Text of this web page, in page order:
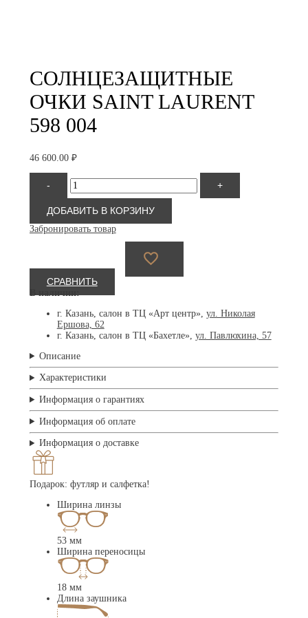
СОЛНЦЕЗАЩИТНЫЕ
ОЧКИ SAINT LAURENT
598 004
46 600.00 ₽
-
Количество
товара
Saint
Laurent
598
004
+
ДОБАВИТЬ В КОРЗИНУ
Забронировать товар
СРАВНИТЬ
В наличии:
г. Казань, салон в ТЦ «Арт центр», ул. Николая
Ершова, 62
г. Казань, салон в ТЦ «Бахетле», ул. Павлюхина, 57
Описание
Характеристики
Информация о гарантиях
Информация об оплате
Информация о доставке
Подарок: футляр и салфетка!
Ширина линзы
53 мм
Ширина переносицы
18 мм
Длина заушника